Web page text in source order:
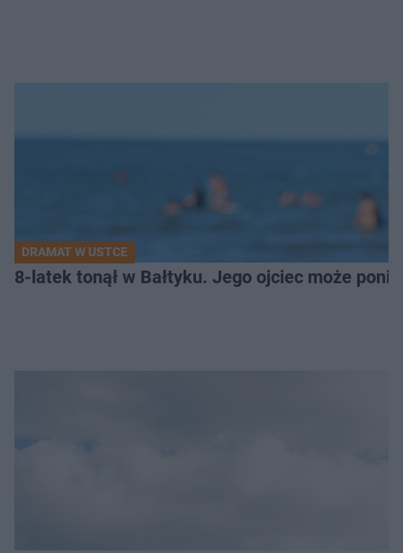
DRAMAT W USTCE
8-latek tonął w Bałtyku. Jego ojciec może